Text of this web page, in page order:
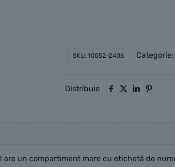
SKU: 10052-2406 Categorie:
Distribuie
un compartiment mare cu etichetă de